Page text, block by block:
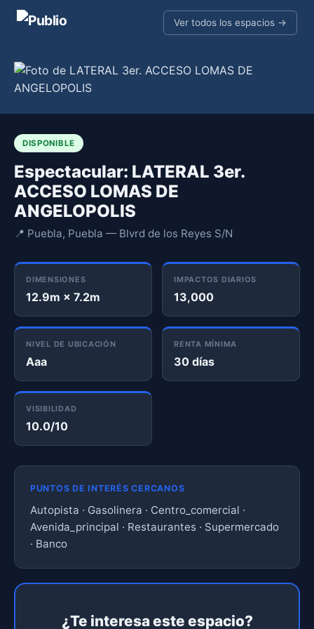
Ver todos los espacios →
DISPONIBLE
Espectacular: LATERAL 3er.
ACCESO LOMAS DE
ANGELOPOLIS
📍 Puebla, Puebla — Blvrd de los Reyes S/N
DIMENSIONES
12.9m × 7.2m
IMPACTOS DIARIOS
13,000
NIVEL DE UBICACIÓN
Aaa
RENTA MÍNIMA
30 días
VISIBILIDAD
10.0/10
PUNTOS DE INTERÉS CERCANOS
Autopista · Gasolinera · Centro_comercial ·
Avenida_principal · Restaurantes · Supermercado
· Banco
¿Te interesa este espacio?